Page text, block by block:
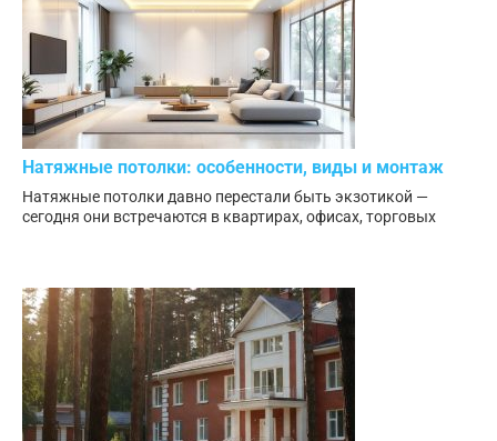
Натяжные потолки: особенности, виды и монтаж
Натяжные потолки давно перестали быть экзотикой —
сегодня они встречаются в квартирах, офисах, торговых